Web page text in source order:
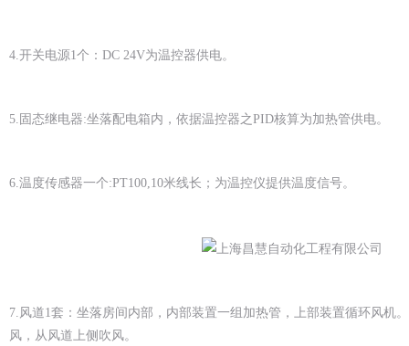
4.开关电源1个：DC 24V为温控器供电。
5. 固态继电器:坐落配电箱内，依据温控器之PID核算为加热管供电。
6.温度传感器一个:PT100,10米线长；为温控仪提供温度信号。
7. 风道1套：坐落房间内部，内部装置一组加热管，上部装置循环风机
风，从风道上侧吹风。